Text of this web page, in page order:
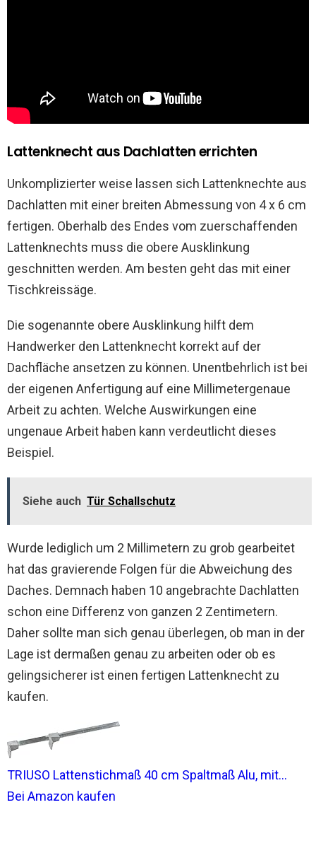
Lattenknecht aus Dachlatten errichten
Unkomplizierter weise lassen sich Lattenknechte aus
Dachlatten mit einer breiten Abmessung von 4 x 6 cm
fertigen. Oberhalb des Endes vom zuerschaffenden
Lattenknechts muss die obere Ausklinkung
geschnitten werden. Am besten geht das mit einer
Tischkreissäge.
Die sogenannte obere Ausklinkung hilft dem
Handwerker den Lattenknecht korrekt auf der
Dachfläche ansetzen zu können. Unentbehrlich ist bei
der eigenen Anfertigung auf eine Millimetergenaue
Arbeit zu achten. Welche Auswirkungen eine
ungenaue Arbeit haben kann verdeutlicht dieses
Beispiel.
Siehe auch Tür Schallschutz
Wurde lediglich um 2 Millimetern zu grob gearbeitet
hat das gravierende Folgen für die Abweichung des
Daches. Demnach haben 10 angebrachte Dachlatten
schon eine Differenz von ganzen 2 Zentimetern.
Daher sollte man sich genau überlegen, ob man in der
Lage ist dermaßen genau zu arbeiten oder ob es
gelingsicherer ist einen fertigen Lattenknecht zu
kaufen.
TRIUSO Lattenstichmaß 40 cm Spaltmaß Alu, mit...
Bei Amazon kaufen